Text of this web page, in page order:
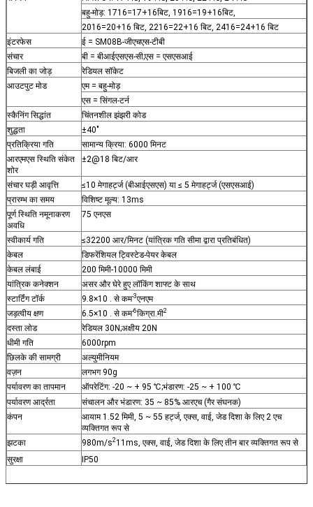
बहु-मोड़: 1716=17+16बिट, 1916=19+16बिट,
2016=20+16 बिट, 2216=22+16 बिट, 2416=24+16 बिट
इंटरफेस
ई = SM08B-जीएचएस-टीबी
संचार
बी = बीआईएसएस-सी;एस = एसएसआई
बिजली का जोड़
रेडियल सॉकेट
आउटपुट मोड
एम = बहु-मोड़
एस = सिंगल-टर्न
स्कैनिंग सिद्धांत
चिंतनशील झंझरी कोड
शुद्धता
±40"
प्रतिक्रिया गति
सामान्य क्रिया: 6000 मिनट
आरएमएस स्थिति संकेत
शोर
±2@18 बिट/आर
संचार घड़ी आवृत्ति
≤10 मेगाहर्ट्ज (बीआईएसएस) या ≤ 5 मेगाहर्ट्ज (एसएसआई)
प्रारम्भ का समय
विशिष्ट मूल्य: 13ms
पूर्ण स्थिति नमूनाकरण
अवधि
75 एनएस
स्वीकार्य गति
≤32200 आर/मिनट (यांत्रिक गति सीमा द्वारा प्रतिबंधित)
केबल
डिफरेंशियल ट्विस्टेड-पेयर केबल
केबल लंबाई
200 मिमी-10000 मिमी
यांत्रिक कनेक्शन
असर और घेरे हुए लॉकिंग शाफ्ट के साथ
स्टार्टिंग टॉर्क
9.8×10 . से कम-3एनएम
जड़त्वीय क्षण
6.5×10 . से कम-6किग्रा.मी2
दस्ता लोड
रेडियल 30N;अक्षीय 20N
धीमी गति
6000rpm
छिलके की सामग्री
अल्युमीनियम
वज़न
लगभग 90g
पर्यावरण का तापमान
ऑपरेटिंग: -20 ~ + 95 ℃;भंडारण: -25 ~ + 100 ℃
पर्यावरण आर्द्रता
संचालन और भंडारण: 35 ~ 85% आरएच (गैर संघनक)
कंपन
आयाम 1.52 मिमी, 5 ~ 55 हर्ट्ज, एक्स, वाई, जेड दिशा के लिए 2 एच
व्यक्तिगत रूप से
झटका
980m/s211ms, एक्स, वाई, जेड दिशा के लिए तीन बार व्यक्तिगत रूप से
सुरक्षा
IP50